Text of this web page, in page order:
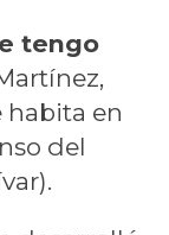
tengo
en
del